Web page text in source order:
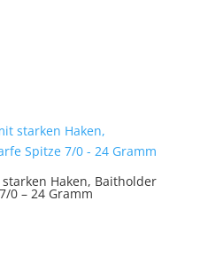
Haken, Baitholder
0 – 24 Gramm